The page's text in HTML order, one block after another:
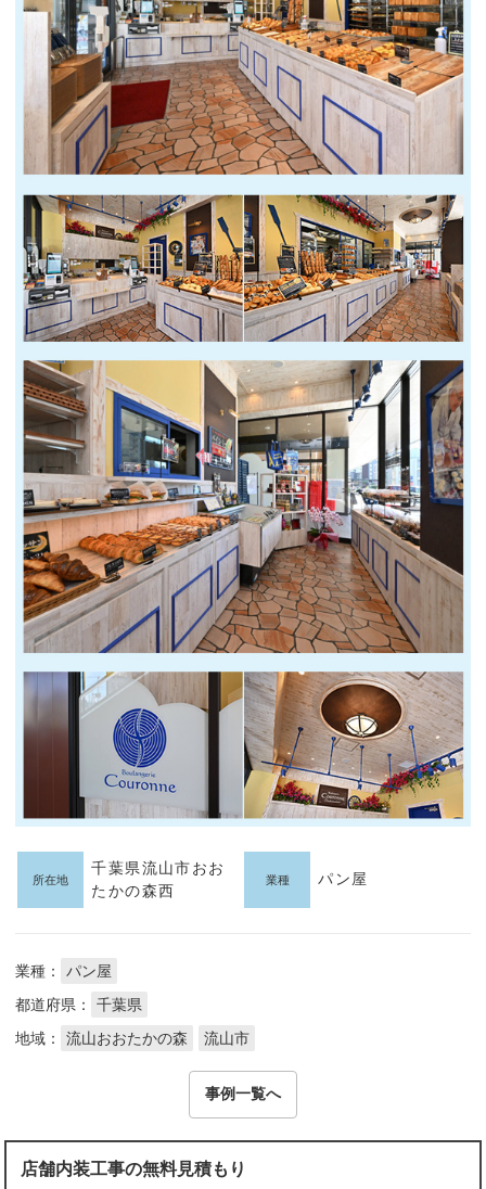
所在地
千葉県流山市おお
たかの森西
業種 パン屋
業種：
パン屋
都道府県：
千葉県
地域：
流山おおたかの森 流山市
事例一覧へ
店舗内装工事の無料見積もり